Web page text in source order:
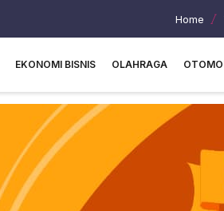
Home
EKONOMI BISNIS OLAHRAGA